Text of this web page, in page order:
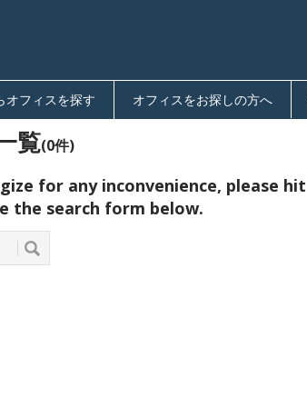
オフィスを探す オフィスをお探しの方へ
覧(0件)
for any inconvenience, please hit
the search form below.